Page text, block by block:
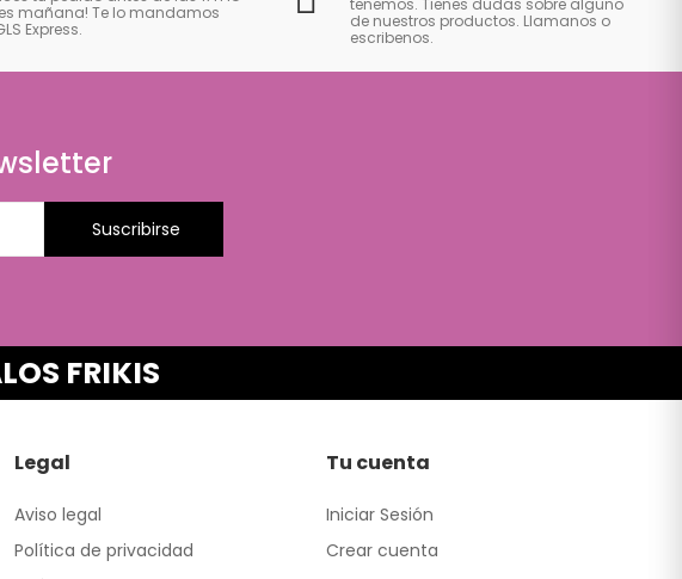
mañana! Te lo mandamos
Express.
de nuestros productos. Llamanos o
escribenos.
Suscribirse
FRIKIS
Legal
Aviso legal
Política de privacidad
Tu cuenta
Iniciar Sesión
Crear cuenta